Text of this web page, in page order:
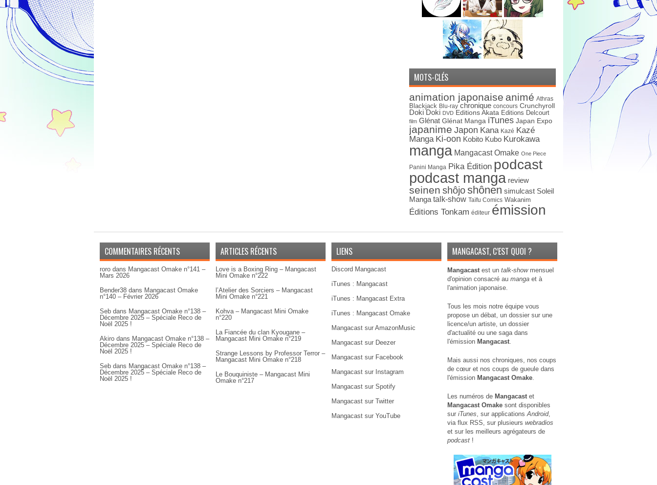
MOTS-CLÉS
animation japonaise animé Athras
Blackjack Blu-ray chronique concours Crunchyroll
Doki Doki DVD Editions Akata Editions Delcourt
film Glénat Glénat Manga iTunes Japan Expo
japanime Japon Kana Kazé Kazé
Manga Ki-oon Kobito Kubo Kurokawa
manga Mangacast Omake One Piece
Panini Manga Pika Édition podcast
podcast manga review
seinen shôjoshônen simulcast Soleil
Manga talk-show Taïfu Comics Wakanim
Éditions Tonkam éditeur émission
COMMENTAIRES RÉCENTS
roro dans Mangacast Omake n°141 –
Mars 2026
Bender38 dans Mangacast Omake
n°140 – Février 2026
Seb dans Mangacast Omake n°138 –
Décembre 2025 – Spéciale Reco de
Noël 2025 !
Akiro dans Mangacast Omake n°138 –
Décembre 2025 – Spéciale Reco de
Noël 2025 !
Seb dans Mangacast Omake n°138 –
Décembre 2025 – Spéciale Reco de
Noël 2025 !
ARTICLES RÉCENTS
Love is a Boxing Ring – Mangacast
Mini Omake n°222
l’Atelier des Sorciers – Mangacast
Mini Omake n°221
Kohva – Mangacast Mini Omake
n°220
La Fiancée du clan Kyougane –
Mangacast Mini Omake n°219
Strange Lessons by Professor Terror –
Mangacast Mini Omake n°218
Le Bouquiniste – Mangacast Mini
Omake n°217
LIENS
Discord Mangacast
iTunes : Mangacast
iTunes : Mangacast Extra
iTunes : Mangacast Omake
Mangacast sur AmazonMusic
Mangacast sur Deezer
Mangacast sur Facebook
Mangacast sur Instagram
Mangacast sur Spotify
Mangacast sur Twitter
Mangacast sur YouTube
MANGACAST, C’EST QUOI ?
Mangacastest un talk-showmensuel
d'opinion consacré au manga et à
l'animation japonaise.
Tous les mois notre équipe vous
propose un débat, un dossier sur une
licence/un artiste, un dossier
d'actualité ou une saga dans
l'émission Mangacast.
Mais aussi nos chroniques, nos coups
de cœur et nos coups de gueule dans
l'émission Mangacast Omake.
Les numéros de Mangacastet
Mangacast Omake sont disponibles
sur iTunes, sur applicationsAndroid,
via flux RSS, sur plusieurs webradios
et sur les meilleurs agrégateurs de
podcast !